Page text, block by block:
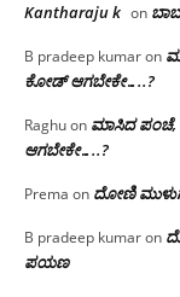
Kantharaju k on
B pradeep kumaron
ಕೋಡ್ ಆಗಬೇಕೇ…..?‌
Raghuon ಮಾಸಿದ ಪಂಚೆ,
ಆಗಬೇಕೇ…..?‌
Prema on ದೋಣಿ
B pradeep kumaron
ಪಯಣ